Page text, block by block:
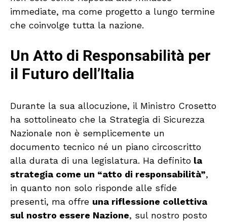
immediate, ma come progetto a lungo termine
che coinvolge tutta la nazione.
Un Atto di Responsabilità per
il Futuro dell’Italia
Durante la sua allocuzione, il Ministro Crosetto
ha sottolineato che la Strategia di Sicurezza
Nazionale non è semplicemente un
documento tecnico né un piano circoscritto
alla durata di una legislatura. Ha definito la
strategia come un “atto di responsabilità”,
in quanto non solo risponde alle sfide
presenti, ma offre una riflessione collettiva
sul nostro essere Nazione, sul nostro posto